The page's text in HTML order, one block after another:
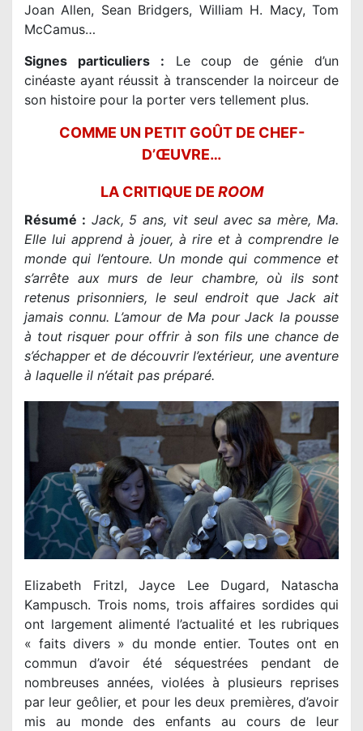
Joan Allen, Sean Bridgers, William H. Macy, Tom
McCamus…
Signes particuliers : Le coup de génie d’un
cinéaste ayant réussit à transcender la noirceur de
son histoire pour la porter vers tellement plus.
COMME UN PETIT GOÛT DE CHEF-
D’ŒUVRE…
LA CRITIQUE DE ROOM
Résumé : Jack, 5 ans, vit seul avec sa mère, Ma.
Elle lui apprend à jouer, à rire et à comprendre le
monde qui l’entoure. Un monde qui commence et
s’arrête aux murs de leur chambre, où ils sont
retenus prisonniers, le seul endroit que Jack ait
jamais connu. L’amour de Ma pour Jack la pousse
à tout risquer pour offrir à son fils une chance de
s’échapper et de découvrir l’extérieur, une aventure
à laquelle il n’était pas préparé.
Elizabeth Fritzl, Jayce Lee Dugard, Natascha
Kampusch. Trois noms, trois affaires sordides qui
ont largement alimenté l’actualité et les rubriques
« faits divers » du monde entier. Toutes ont en
commun d’avoir été séquestrées pendant de
nombreuses années, violées à plusieurs reprises
par leur geôlier, et pour les deux premières, d’avoir
mis au monde des enfants au cours de leur